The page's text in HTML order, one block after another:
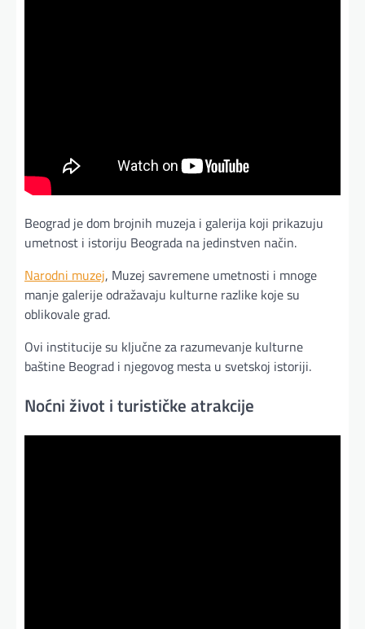
Beograd je dom brojnih muzeja i galerija koji prikazuju
umetnost i istoriju Beograda na jedinstven način.
Narodni muzej, Muzej savremene umetnosti i mnoge
manje galerije odražavaju kulturne razlike koje su
oblikovale grad.
Ovi institucije su ključne za razumevanje kulturne
baštine Beograd i njegovog mesta u svetskoj istoriji.
Noćni život i turističke atrakcije